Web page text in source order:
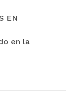
EN
en la